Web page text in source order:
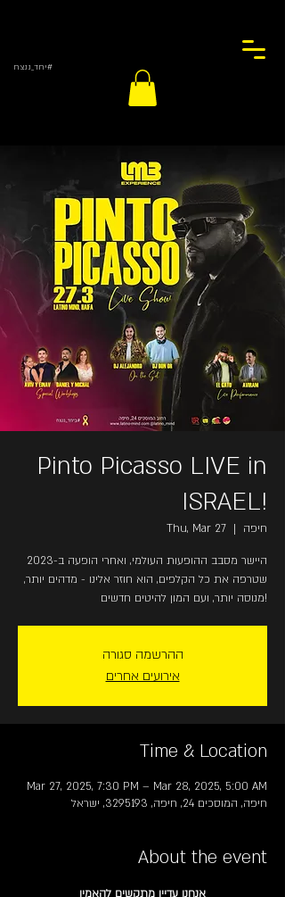
#יחד_ננצח
Pinto Picasso LIVE in
ISRAEL!
Thu, Mar 27
  |
חיפה
היישר מסבב ההופעות העולמי, ואחרי הופעה ב-2023
שטרפה את כל הקלפים, הוא חוזר אלינו - מדהים יותר,
מנוסה יותר, ועם המון להיטים חדשים!
ההרשמה סגורה
אירועים אחרים
Time & Location
Mar 27, 2025, 7:30 PM – Mar 28, 2025, 5:00 AM
חיפה, המוסכים 24, חיפה, 3295193, ישראל
About the event
אנחנו עדיין מתקשים להאמין